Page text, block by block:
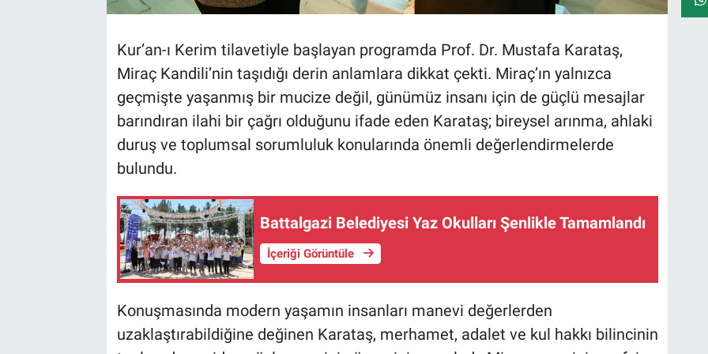
Kur’an-ı Kerim tilavetiyle başlayan programda Prof. Dr. Mustafa Karataş,
Miraç Kandili’nin taşıdığı derin anlamlara dikkat çekti. Miraç’ın yalnızca
geçmişte yaşanmış bir mucize değil, günümüz insanı için de güçlü mesajlar
barındıran ilahi bir çağrı olduğunu ifade eden Karataş; bireysel arınma, ahlaki
duruş ve toplumsal sorumluluk konularında önemli değerlendirmelerde
bulundu.
Battalgazi Belediyesi Yaz Okulları Şenlikle Tamamlandı
İçeriği Görüntüle
Konuşmasında modern yaşamın insanları manevi değerlerden
uzaklaştırabildiğine değinen Karataş, merhamet, adalet ve kul hakkı bilincinin